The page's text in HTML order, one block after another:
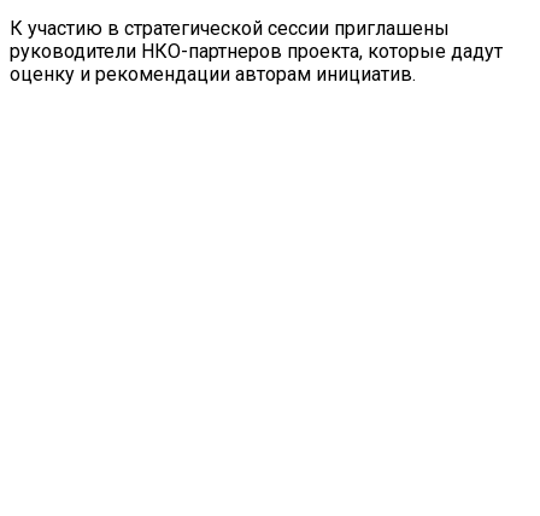
К участию в стратегической сессии приглашены
руководители НКО-партнеров проекта, которые дадут
оценку и рекомендации авторам инициатив.